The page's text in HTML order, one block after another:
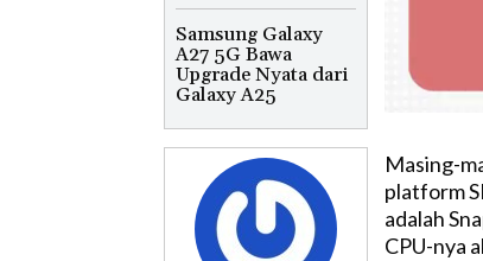
Samsung Galaxy
A27 5G Bawa
Upgrade Nyata dari
Galaxy A25
Masing-
platform
adalah
CPU-nya